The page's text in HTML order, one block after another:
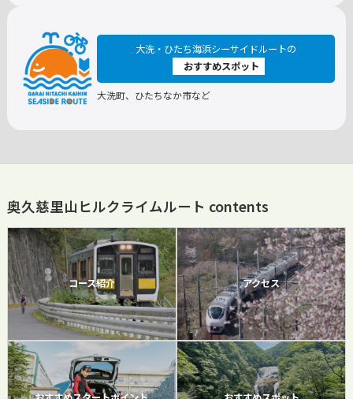
大洗・ひたち海浜シーサイドルートの
おすすめスポット
大洗町、ひたちなか市など
奥久慈里山ヒルクライムルート contents
コース紹介 アクセス